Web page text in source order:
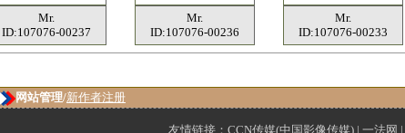
Mr.
ID:107076-00237
Mr.
ID:107076-00236
Mr.
ID:107076-00233
网站管理/新作者注册
友情链接： CCN传媒(中国影像传媒) | 一法网 |